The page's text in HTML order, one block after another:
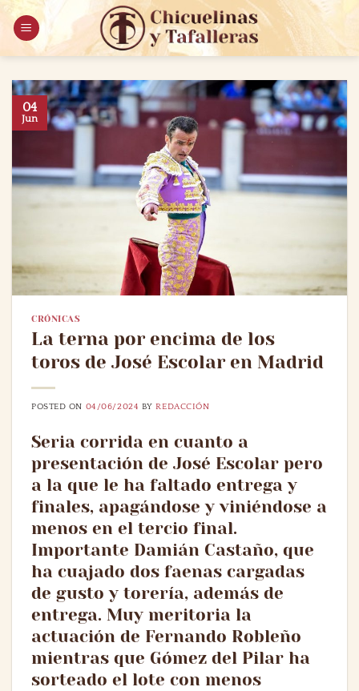
Saltar
contenido
04
Jun
CRÓNICAS
La terna por encima de los
toros de José Escolar en Madrid
POSTED ON 04/06/2024 BYREDACCIÓN
Seria corrida en cuanto a
presentación de José Escolar pero
a la que le ha faltado entrega y
finales, apagándose y viniéndose a
menos en el tercio final.
Importante Damián Castaño, que
ha cuajado dos faenas cargadas
de gusto y torería, además de
entrega. Muy meritoria la
actuación de Fernando Robleño
mientras que Gómez del Pilar ha
sorteado el lote con menos